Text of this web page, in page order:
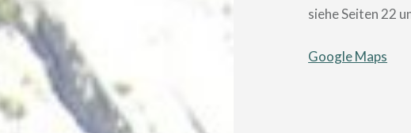
siehe Seiten 22
Google Maps